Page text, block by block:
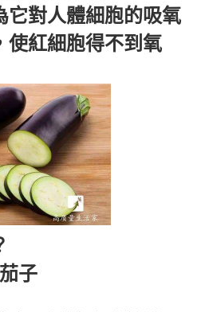
它對人體細胞的吸氧
使紅細胞得不到氧
子